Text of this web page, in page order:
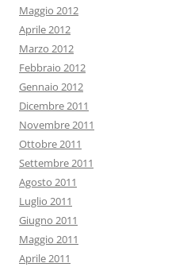
Maggio 2012
Aprile 2012
Marzo 2012
Febbraio 2012
Gennaio 2012
Dicembre 2011
Novembre 2011
Ottobre 2011
Settembre 2011
Agosto 2011
Luglio 2011
Giugno 2011
Maggio 2011
Aprile 2011